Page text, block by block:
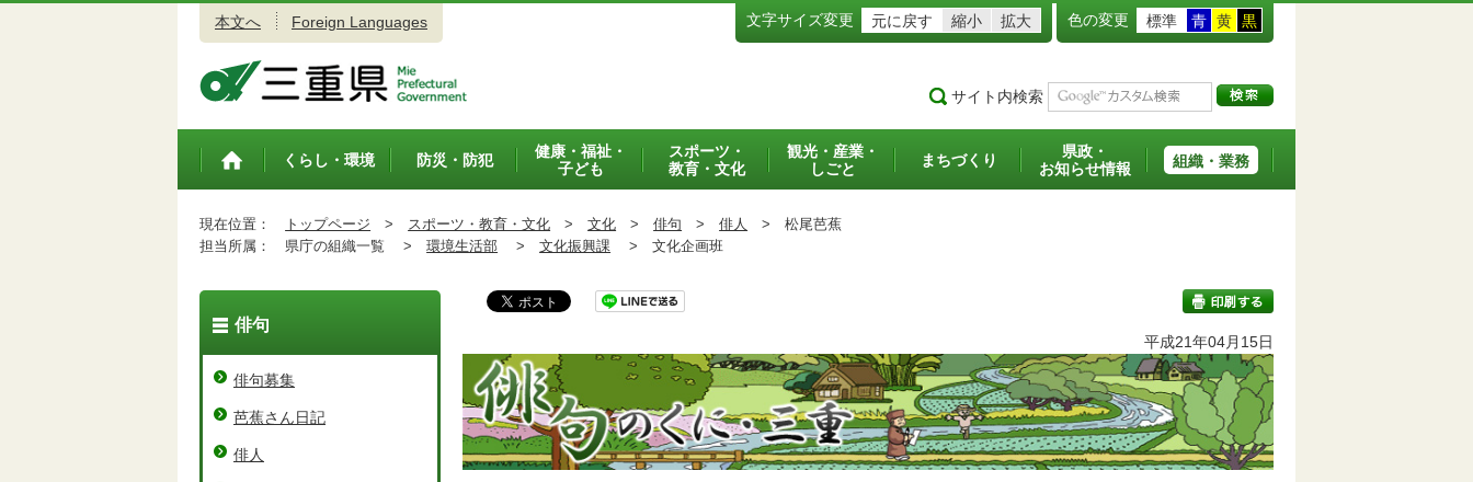
本文へ Foreign Languages 文字サイズ変更 元に戻す 縮小 拡大 色の変更 標準 青 黄 黒
サイト内検索
トップペ
くらし・環境 防災・防犯
健康・福祉・
子ども
スポーツ・
教育・文化
観光・産業・
しごと
まちづくり
県政・
お知らせ情報
組織・業務
現在位置： トップページ > スポーツ・教育・文化 > 文化 > 俳句 > 俳人 > 松尾芭蕉
担当所属：
県庁の組織一覧 > 環境生活部 > 文化振興課 > 文化企画班
印刷する
平成21年04月15日
俳句
俳句募集
芭蕉さん日記
俳人